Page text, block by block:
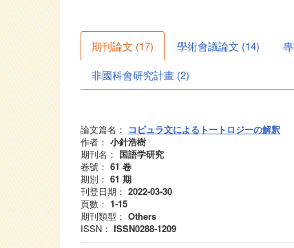
期刊論文 (17) 學術會議論文 (14)
非國科會研究計畫 (2)
論文篇名： コピュラ文によるトートロジーの解釈
作者： 小針浩樹
期刊名： 国語学研究
卷號： 61 卷
期別： 61 期
刊登日期： 2022-03-30
頁數： 1-15
期刊類型： Others
ISSN： ISSN0288-1209